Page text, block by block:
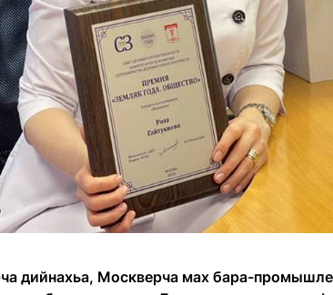
ча дийнахьа, Москверча мах бара-